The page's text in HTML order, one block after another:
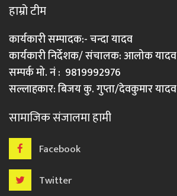
हाम्रो टीम
कार्यकारी सम्पादक:- चन्दा यादव
कार्यकारी निर्देशक/ संचालक: आलोक यादव
सम्पर्क मो. नं : 9819992976
सल्लाहकार: बिजय कु. गुप्ता/देवकुमार यादव
सामाजिक संजालमा हामी
Facebook
Twitter